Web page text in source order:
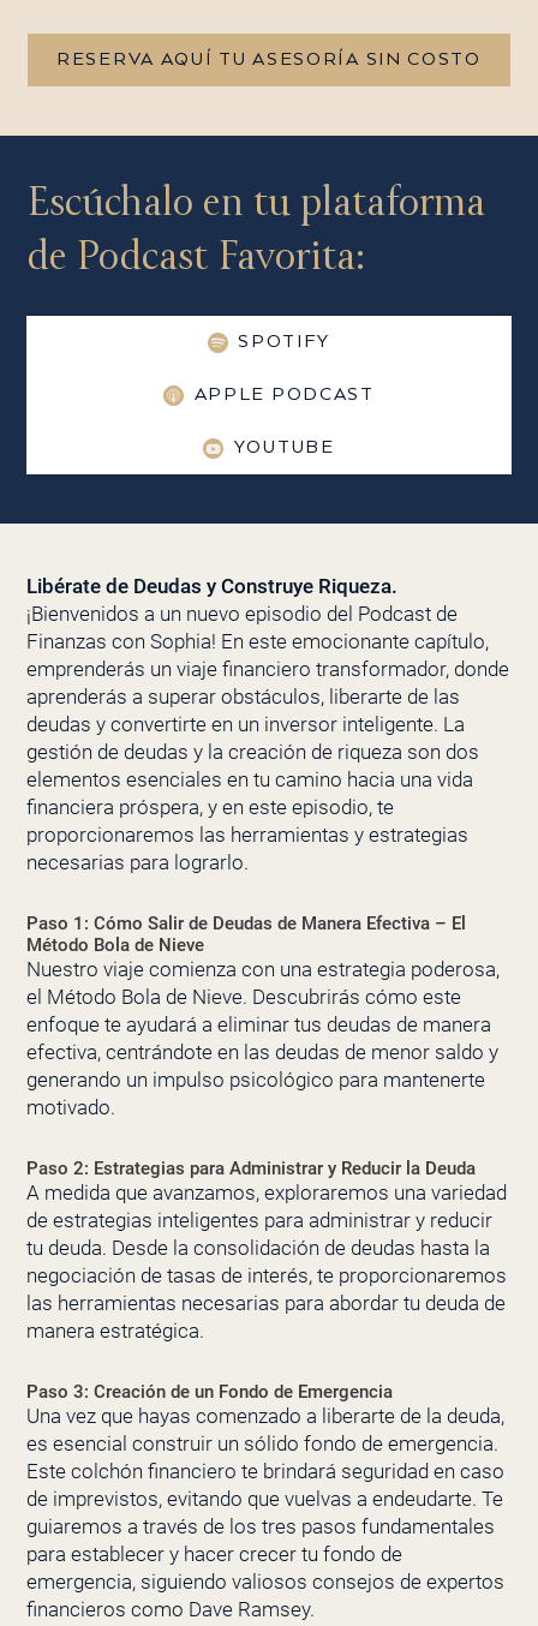
RESERVA AQUÍ TU ASESORÍA SIN COSTO
Escúchalo en tu plataforma
de Podcast Favorita:
SPOTIFY
APPLE PODCAST
YOUTUBE
Libérate de Deudas y Construye Riqueza.
¡Bienvenidos a un nuevo episodio del Podcast de
Finanzas con Sophia! En este emocionante capítulo,
emprenderás un viaje financiero transformador, donde
aprenderás a superar obstáculos, liberarte de las
deudas y convertirte en un inversor inteligente. La
gestión de deudas y la creación de riqueza son dos
elementos esenciales en tu camino hacia una vida
financiera próspera, y en este episodio, te
proporcionaremos las herramientas y estrategias
necesarias para lograrlo.
Paso 1: Cómo Salir de Deudas de Manera Efectiva – El
Método Bola de Nieve
Nuestro viaje comienza con una estrategia poderosa,
el Método Bola de Nieve. Descubrirás cómo este
enfoque te ayudará a eliminar tus deudas de manera
efectiva, centrándote en las deudas de menor saldo y
generando un impulso psicológico para mantenerte
motivado.
Paso 2: Estrategias para Administrar y Reducir la Deuda
A medida que avanzamos, exploraremos una variedad
de estrategias inteligentes para administrar y reducir
tu deuda. Desde la consolidación de deudas hasta la
negociación de tasas de interés, te proporcionaremos
las herramientas necesarias para abordar tu deuda de
manera estratégica.
Paso 3: Creación de un Fondo de Emergencia
Una vez que hayas comenzado a liberarte de la deuda,
es esencial construir un sólido fondo de emergencia.
Este colchón financiero te brindará seguridad en caso
de imprevistos, evitando que vuelvas a endeudarte. Te
guiaremos a través de los tres pasos fundamentales
para establecer y hacer crecer tu fondo de
emergencia, siguiendo valiosos consejos de expertos
financieros como Dave Ramsey.